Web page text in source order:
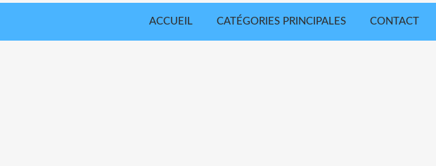
ACCUEIL CATÉGORIES PRINCIPALES CONTACT